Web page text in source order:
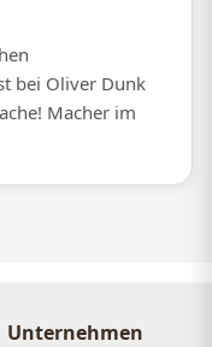
bei Oliver Dunk
Macher im
Unternehmen